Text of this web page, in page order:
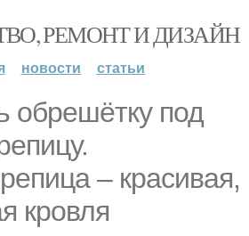
РЕМОНТ И ДИЗАЙН
новости статьи
обрешётку под
– красивая,
кровля